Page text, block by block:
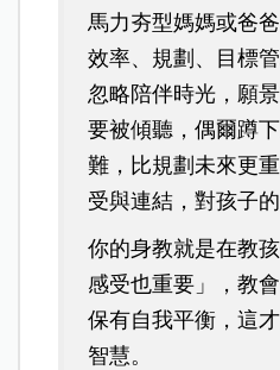
馬力夯型媽媽或爸
效率、規劃、目標
忽略陪伴時光，願
要被傾聽，偶爾蹲
難，比規劃未來更
受與連結，對孩子
你的身教就是在教
感受也重要」，教
保有自我平衡，這
智慧。